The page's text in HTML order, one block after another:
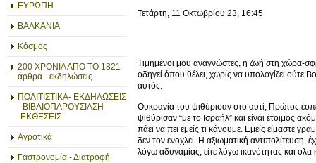
ΕΥΡΩΠΗ
ΒΑΛΚΑΝΙΑ
Κόσμος
200 ΧΡΟΝΙΑ ΑΠΟ ΤΟ 1821-
άρθρα - εκδηλώσεις
ΠΟΛΙΤΙΣΤΙΚΑ- ΕΚΔΗΛΩΣΕΙΣ
- ΒΙΒΛΙΟΠΑΡΟΥΣΙΑΣΗ
-ΕΚΘΕΣΕΙΣ
Αγροτικά
Γαστρονομία - Διατροφή
Τετάρτη, 11 Οκτωβρίου 23, 16:45
Τιμημένοι μου αναγνώστες, η ζωή στη χώρα-
οδηγεί όπου θέλει, χωρίς να υπολογίζει ούτε
αυτός.
Ουκρανία του ψιθύρισαν στο αυτί; Πρώτος
ψιθύρισαν “με το Ισραήλ” και είναι έτοιμος
πάει να πει εμείς τι κάνουμε. Εμείς είμαστε
δεν τον ενοχλεί. Η αξιωματική αντιπολίτευση,
λόγω αδυναμίας, είτε λόγω ικανότητας και